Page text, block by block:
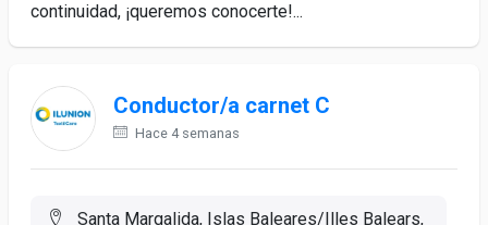
continuidad, ¡queremos conocerte!...
Conductor/a carnet C
Hace 4 semanas
Santa Margalida, Islas Baleares/Illes Balears,